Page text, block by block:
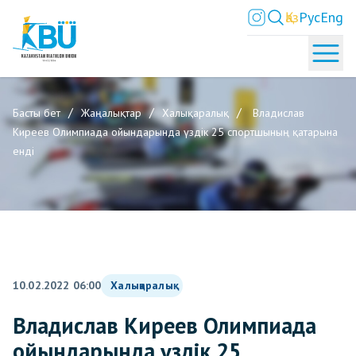
ҚазРусEng
Басты бет Жаңалықтар Халықаралық
Владислав
Киреев Олимпиада ойындарында үздік 25 спортшының қатарына
енді
10.02.2022 06:00 Халықаралық
Владислав Киреев Олимпиада